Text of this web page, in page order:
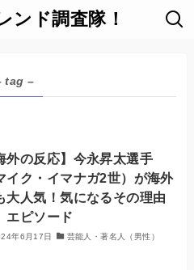
ンド調査隊！
tag –
外の反応】今永昇太選手
イク・イマナガ2世）が海外
大人気！気になるその理由
エピソード
年6月17日 芸能人・著名人（男性）